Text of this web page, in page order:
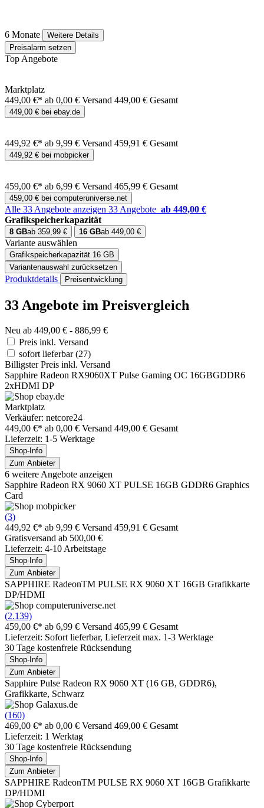
6 Monate
Weitere Details
Preisalarm setzen
Top Angebote
Marktplatz
449,00 €* ab 0,00 € Versand 449,00 € Gesamt
449,00 € bei ebay.de
449,92 €* ab 9,99 € Versand 459,91 € Gesamt
449,92 € bei mobpicker
459,00 €* ab 6,99 € Versand 465,99 € Gesamt
459,00 € bei computeruniverse.net
Alle 33 Angebote anzeigen 33 Angebote ab 449,00 €
Grafikspeicherkapazität
8 GBab 359,99 € 16 GBab 449,00 €
Variante auswählen
Grafikspeicherkapazität 16 GB
Variantenauswahl zurücksetzen
Produktdetails Preisentwicklung
33 Angebote im Preisvergleich
Neu ab 449,00 € - 886,99 €
Preis inkl. Versand
sofort lieferbar(27)
Billigster Preis inkl. Versand
Sapphire Radeon RX9060XT Pulse Gaming OC 16GBGDDR6
2xHDMI DP
Marktplatz
Verkäufer: netcore24
449,00 €* ab 0,00 € Versand 449,00 € Gesamt
Lieferzeit: 1-5 Werktage
Shop-Info
Zum Anbieter
6 weitere Angebote anzeigen
Sapphire Radeon RX 9060 XT PULSE 16GB GDDR6 Graphics
Card
(3)
449,92 €* ab 9,99 € Versand 459,91 € Gesamt
Gratisversand ab 500,00 €
Lieferzeit: 4-10 Arbeitstage
Shop-Info
Zum Anbieter
SAPPHIRE RadeonTM PULSE RX 9060 XT 16GB Grafikkarte
DP/HDMI
(2.139)
459,00 €* ab 6,99 € Versand 465,99 € Gesamt
Lieferzeit: Sofort lieferbar, Lieferzeit max. 1-3 Werktage
30 Tage kostenfreie Rücksendung
Shop-Info
Zum Anbieter
Sapphire Pulse Radeon RX 9060 XT (16 GB, GDDR6),
Grafikkarte, Schwarz
(160)
469,00 €* ab 0,00 € Versand 469,00 € Gesamt
Lieferzeit: 1 Werktag
30 Tage kostenfreie Rücksendung
Shop-Info
Zum Anbieter
SAPPHIRE RadeonTM PULSE RX 9060 XT 16GB Grafikkarte
DP/HDMI